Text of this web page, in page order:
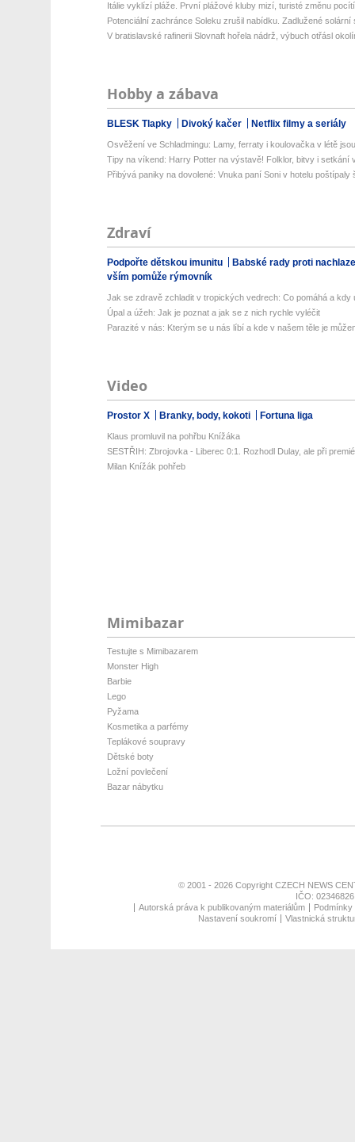
Itálie vyklízí pláže. První plážové kluby mizí, turisté změnu
Potenciální zachránce Soleku zrušil nabídku. Zadlužené solární
V bratislavské rafinerii Slovnaft hořela nádrž, výbuch otřásl
Hobby a zábava
BLESK Tlapky Divoký kačer Netflix filmy a seriály
Osvěžení ve Schladmingu: Lamy, ferraty i koulovačka v létě
Tipy na víkend: Harry Potter na výstavě! Folklor, bitvy i setkání
Přibývá paniky na dovolené: Vnuka paní Soni v hotelu poštípaly
Zdraví
Podpořte dětskou imunitu
Babské rady proti
vším pomůže rýmovník
Jak se zdravě zchladit v tropických vedrech: Co pomáhá a kdy
Úpal a úžeh: Jak je poznat a jak se z nich rychle vyléčit
Parazité v nás: Kterým se u nás líbí a kde v našem těle je
Video
Prostor X Branky, body, kokoti Fortuna liga
Klaus promluvil na pohřbu Knížáka
SESTŘIH: Zbrojovka - Liberec 0:1. Rozhodl Dulay, ale při
Milan Knížák pohřeb
Mimibazar
Testujte s Mimibazarem
Monster High
Barbie
Lego
Pyžama
Kosmetika a parfémy
Teplákové soupravy
Dětské boty
Ložní povlečení
Bazar nábytku
© 2001 - 2026 Copyright CZECH NEWS
IČO:
Autorská práva k publikovaným materiálům
Nastavení soukromí
Vlastnická